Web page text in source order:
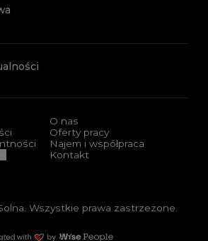
O nas
Oferty pracy
Najem i współpraca
Kontakt
Wszystkie prawa zastrzeżone.